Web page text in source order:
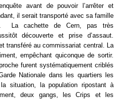
avant de pouvoir l’arrêter et
il serait transporté avec sa famille
La cachette de Cern, pas très
découverte et prise d’assaut.
transféré au commissariat central. La
empêchant quiconque de sortir.
furent systématiquement criblés
Nationale dans les quartiers les
situation, la population ripostant à
deux gangs, les Crips et les